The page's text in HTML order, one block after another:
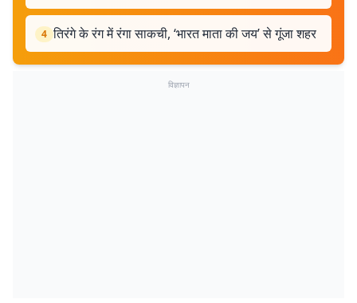
4 तिरंगे के रंग में रंगा साकची, ‘भारत माता की जय’ से गूंजा शहर
विज्ञापन